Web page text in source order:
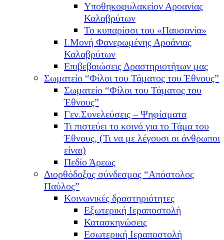
Υποθηκοφυλακείον Αροανίας
Καλαβρύτων
Το κυπαρίσσι του «Παυσανία»
Ι.Μονή Φανερωμένης Αροάνιας
Καλαβρύτων
Επιβεβαιώσεις Δραστηριοτήτων μας
Σωματείο “Φίλοι του Τάματος του Έθνους”
Σωματείο “Φίλοι του Τάματος του
Έθνους”
Γεν.Συνελεύσεις – Ψηφίσματα
Τι πιστεύει το κοινό για το Τάμα του
Έθνους, (Τι να με λέγουσι οι άνθρωποι
είναι)
Πεδίο Άρεως
Διορθόδοξος σύνδεσμος “Απόστολος
Παύλος”
Κοινωνικές δραστηριότητες
Εξωτερική Ιεραποστολή
Κατασκηνώσεις
Εσωτερική Ιεραποστολή